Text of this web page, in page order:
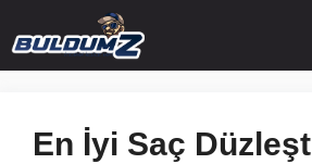
atla
En İyi Saç